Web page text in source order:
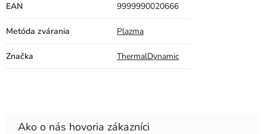
EAN 9999990020666
Metóda zvárania Plazma
Značka ThermalDynamic